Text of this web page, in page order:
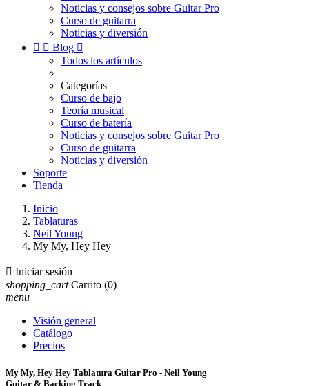
Noticias y consejos sobre Guitar Pro
Curso de guitarra
Noticias y diversión
  Blog 
Todos los artículos
Categorías
Curso de bajo
Teoría musical
Curso de batería
Noticias y consejos sobre Guitar Pro
Curso de guitarra
Noticias y diversión
Soporte
Tienda
Inicio
Tablaturas
Neil Young
My My, Hey Hey
 Iniciar sesión
shopping_cart Carrito (0)
menu
Visión general
Catálogo
Precios
My My, Hey Hey Tablatura Guitar Pro - Neil Young
Guitar & Backing Track